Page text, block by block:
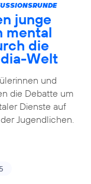
junge
mental
die
Welt
und
die Debatte um
Dienste auf
Jugendlichen.